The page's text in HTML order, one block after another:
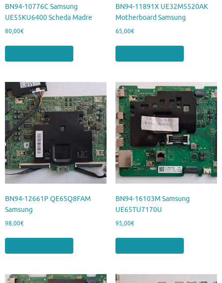
BN94-10776C Samsung
UE55KU6400 Scheda Madre
80,00€
BN94-11891X UE32M5520AK
Motherboard Samsung
65,00€
BN94-12661P QE65Q8FAM
Samsung
98,00€
BN94-16103M Samsung
UE65TU7170U
95,00€